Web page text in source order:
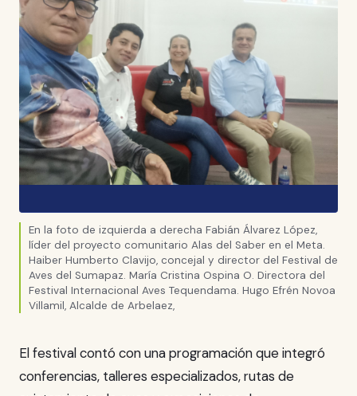
En la foto de izquierda a derecha Fabián Álvarez López,
líder del proyecto comunitario Alas del Saber en el Meta.
Haiber Humberto Clavijo, concejal y director del Festival de
Aves del Sumapaz. María Cristina Ospina O. Directora del
Festival Internacional Aves Tequendama. Hugo Efrén Novoa
Villamil, Alcalde de Arbelaez,
El festival contó con una programación que integró
conferencias, talleres especializados, rutas de